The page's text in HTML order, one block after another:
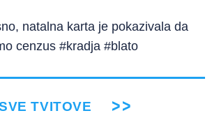
natalna karta je pokazivala da
cenzus #kradja #blato
TVITOVE